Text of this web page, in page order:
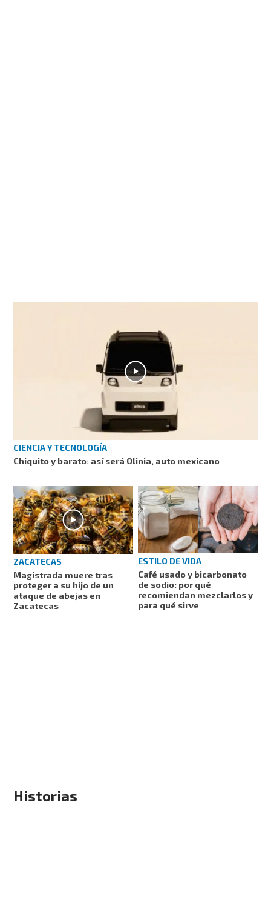
CIENCIA Y TECNOLOGÍA
Chiquito y barato: así será Olinia, auto mexicano
ZACATECAS
Magistrada muere tras
proteger a su hijo de un
ataque de abejas en
Zacatecas
ESTILO DE VIDA
Café usado y bicarbonato
de sodio: por qué
recomiendan mezclarlos y
para qué sirve
Historias